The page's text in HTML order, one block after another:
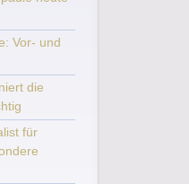
Vor- und
die
für